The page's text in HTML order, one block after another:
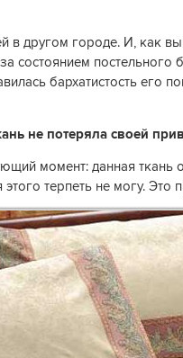
в другом городе. И, как
состоянием
бархатистость его
не потеряла своей
момент: данная ткань
этого терпеть не могу. Это